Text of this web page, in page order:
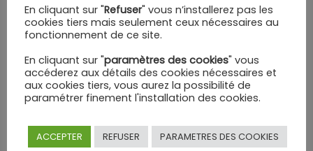
Catégories
En cliquant sur "Refuser" vous n’installerez pas les
cookies tiers mais seulement ceux nécessaires au
fonctionnement de ce site.
En cliquant sur "paramètres des cookies" vous
accéderez aux détails des cookies nécessaires et
aux cookies tiers, vous aurez la possibilité de
paramétrer finement l'installation des cookies.
ACCEPTER REFUSER PARAMETRES DES COOKIES